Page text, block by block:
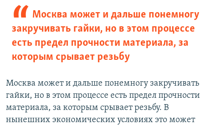
Москва может и дальше понемногу
закручивать гайки, но в этом процессе
есть предел прочности материала, за
которым срывает резьбу
Москва может и дальше понемногу закручивать
гайки, но в этом процессе есть предел прочности
материала, за которым срывает резьбу. В
нынешних экономических условиях это может